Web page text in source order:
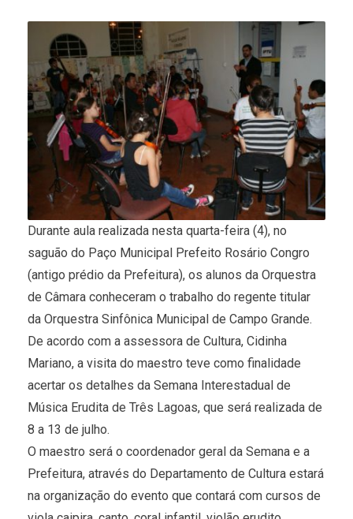
Durante aula realizada nesta quarta-feira (4), no
saguão do Paço Municipal Prefeito Rosário Congro
(antigo prédio da Prefeitura), os alunos da Orquestra
de Câmara conheceram o trabalho do regente titular
da Orquestra Sinfônica Municipal de Campo Grande.
De acordo com a assessora de Cultura, Cidinha
Mariano, a visita do maestro teve como finalidade
acertar os detalhes da Semana Interestadual de
Música Erudita de Três Lagoas, que será realizada de
8 a 13 de julho.
O maestro será o coordenador geral da Semana e a
Prefeitura, através do Departamento de Cultura estará
na organização do evento que contará com cursos de